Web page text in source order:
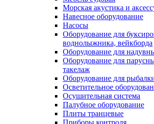
Морская акустика и
Навесное оборудование
Насосы
Оборудование для
воднолыжника, вейкборда
Оборудование для
Оборудование для
такелаж
Оборудование для
Осветительное
Осушительная система
Палубное оборудование
Плиты транцевые
Приборы контроля